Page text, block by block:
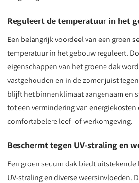
Reguleert de temperatuur in het
Een belangrijk voordeel van een groen
temperatuur in het gebouw reguleert.
eigenschappen van het groene dak
vastgehouden en in de zomer juist
blijft het binnenklimaat aangenaam en
tot een vermindering van energiekosten
comfortabelere leef- of werkomgeving.
Beschermt tegen UV-straling en
Een groen sedum dak biedt uitstekende
UV-straling en diverse weersinvloeden.